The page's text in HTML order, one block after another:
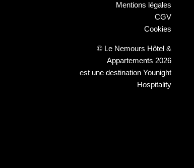
Mentions légales
CGV
Cookies
© Le Nemours Hôtel &
Appartements 2026
est une destination Younight
Hospitality